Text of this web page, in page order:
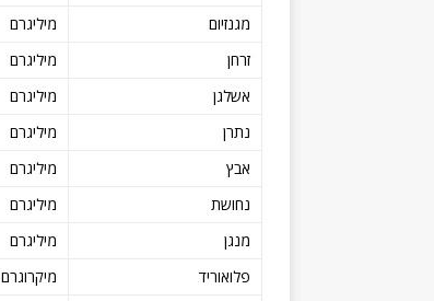
מגנזיום
מיליגרם
זרחן
מיליגרם
אשלגן
מיליגרם
נתרן
מיליגרם
אבץ
מיליגרם
נחושת
מיליגרם
מנגן
מיליגרם
פלואוריד
מיקרוגרם